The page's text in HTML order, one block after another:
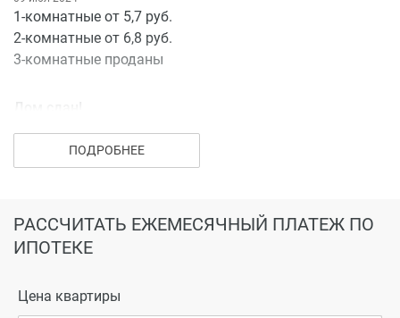
1-комнатные от 5,7 руб.
2-комнатные от 6,8 руб.
3-комнатные проданы
ЖК ЗАТОН будет располагаться на берегу реки
Вологды. Дом комфорт-класса входит в комплексную
Окончание строительства: декабрь 2023 года.
Передача ключей: 2024 год.
символ, логотип, который отличает его от других
домов. Этот комплекс с "уточкой" - символом
ПОДРОБНЕЕ
РАССЧИТАТЬ ЕЖЕМЕСЯЧНЫЙ ПЛАТЕЖ ПО
ИПОТЕКЕ
Цена квартиры